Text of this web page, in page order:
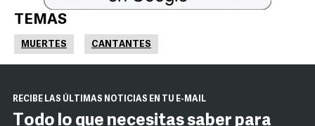
TEMAS
MUERTES CANTANTES
RECIBE LAS ÚLTIMAS NOTICIAS EN TU E-MAIL
Todo lo que necesitas saber para